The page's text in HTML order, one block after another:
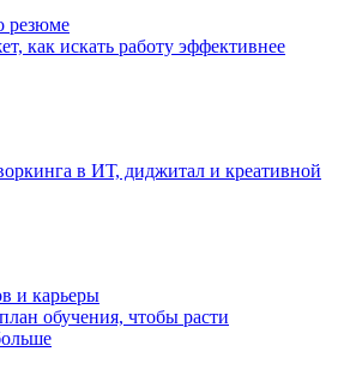
резюме
как искать работу эффективнее
в ИТ, диджитал и креативной
и карьеры
обучения, чтобы расти